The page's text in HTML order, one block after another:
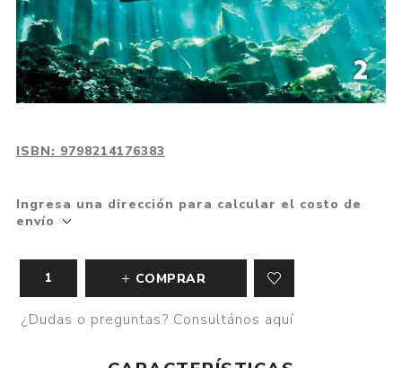
ISBN: 9798214176383
Ingresa una dirección para calcular el costo de
envío
COMPRAR
¿Dudas o preguntas? Consultános aquí